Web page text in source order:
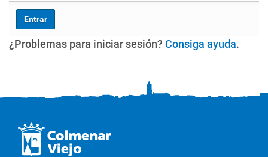
¿Problemas para iniciar sesión? Consiga ayuda.